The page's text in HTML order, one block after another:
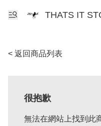
THATS IT
< 返回商品列表
很抱歉
無法在網站上找到此